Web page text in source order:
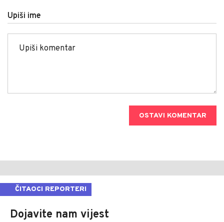
Upiši ime
OSTAVI KOMENTAR
ČITAOCI REPORTERI
Dojavite nam vijest